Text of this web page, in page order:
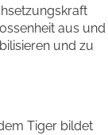
aus und
und zu
Tiger bildet